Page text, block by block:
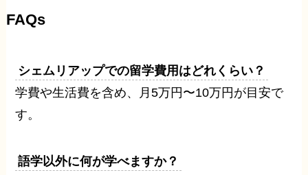
FAQs
シェムリアップでの留学費用はどれくらい？
学費や生活費を含め、月5万円〜10万円が目安で
す。
語学以外に何が学べますか？